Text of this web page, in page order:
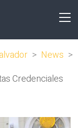
> News >
Credenciales